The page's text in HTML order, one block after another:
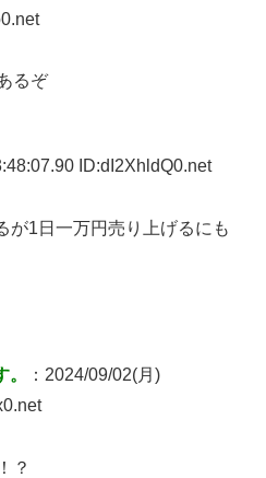
るぞ
ID:dI2XhldQ0.net
が1日一万円売り上げるにも
：2024/09/02(月)
？